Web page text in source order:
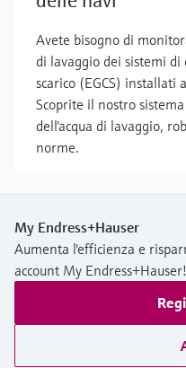
Avete bisogno di
di lavaggio dei sistemi di
scarico (EGCS) installati
Scoprite il nostro
dell'acqua di lavaggio,
norme.
My Endress+Hauser
Aumenta l'efficienza e
account My Endress+Hauser!